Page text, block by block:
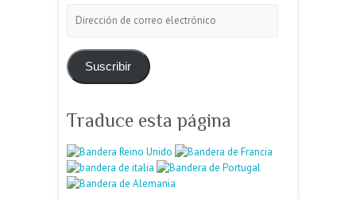
de
electrónico
Suscribir
Traduce esta página